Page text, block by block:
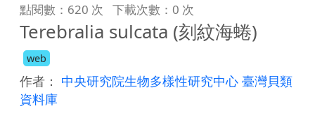
點閱數：620 次 下載次數：0 次
Terebralia sulcata (刻紋海蜷)
web
作者： 中央研究院生物多樣性研究中心 臺灣貝類
資料庫